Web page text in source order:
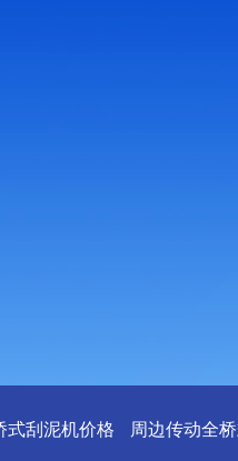
式刮泥机价格 周边传动全